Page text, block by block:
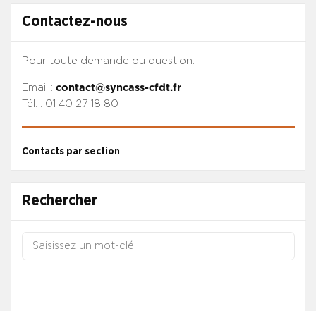
Contactez-nous
Pour toute demande ou question.
Email : contact@syncass-cfdt.fr
Tél. : 01 40 27 18 80
Contacts par section
Rechercher